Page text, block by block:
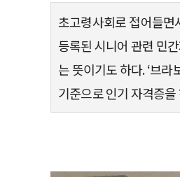
초고령사회로 접어들
등록된 시니어 관련 민
는 뜻이기도 하다. ‘브라
기준으로 인기 자격증